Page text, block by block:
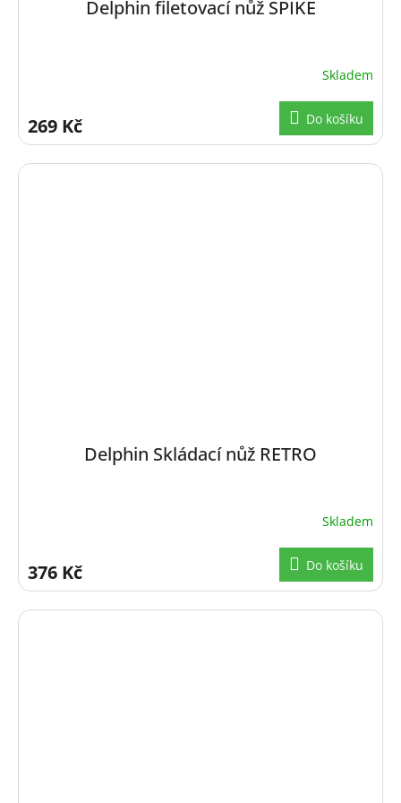
Delphin filetovací nůž SPIKE
Skladem
269 Kč Do košíku
Delphin Skládací nůž RETRO
Skladem
376 Kč Do košíku